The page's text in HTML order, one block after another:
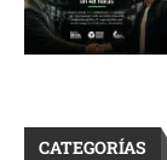
CATEGORÍAS